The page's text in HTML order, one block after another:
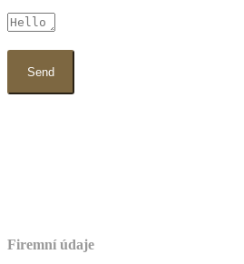
Firemní údaje